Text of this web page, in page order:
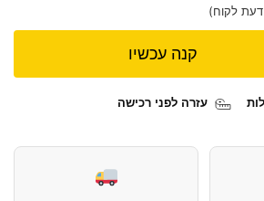
דעת לקוח)
קנה עכשיו
עזרה לפני רכישה